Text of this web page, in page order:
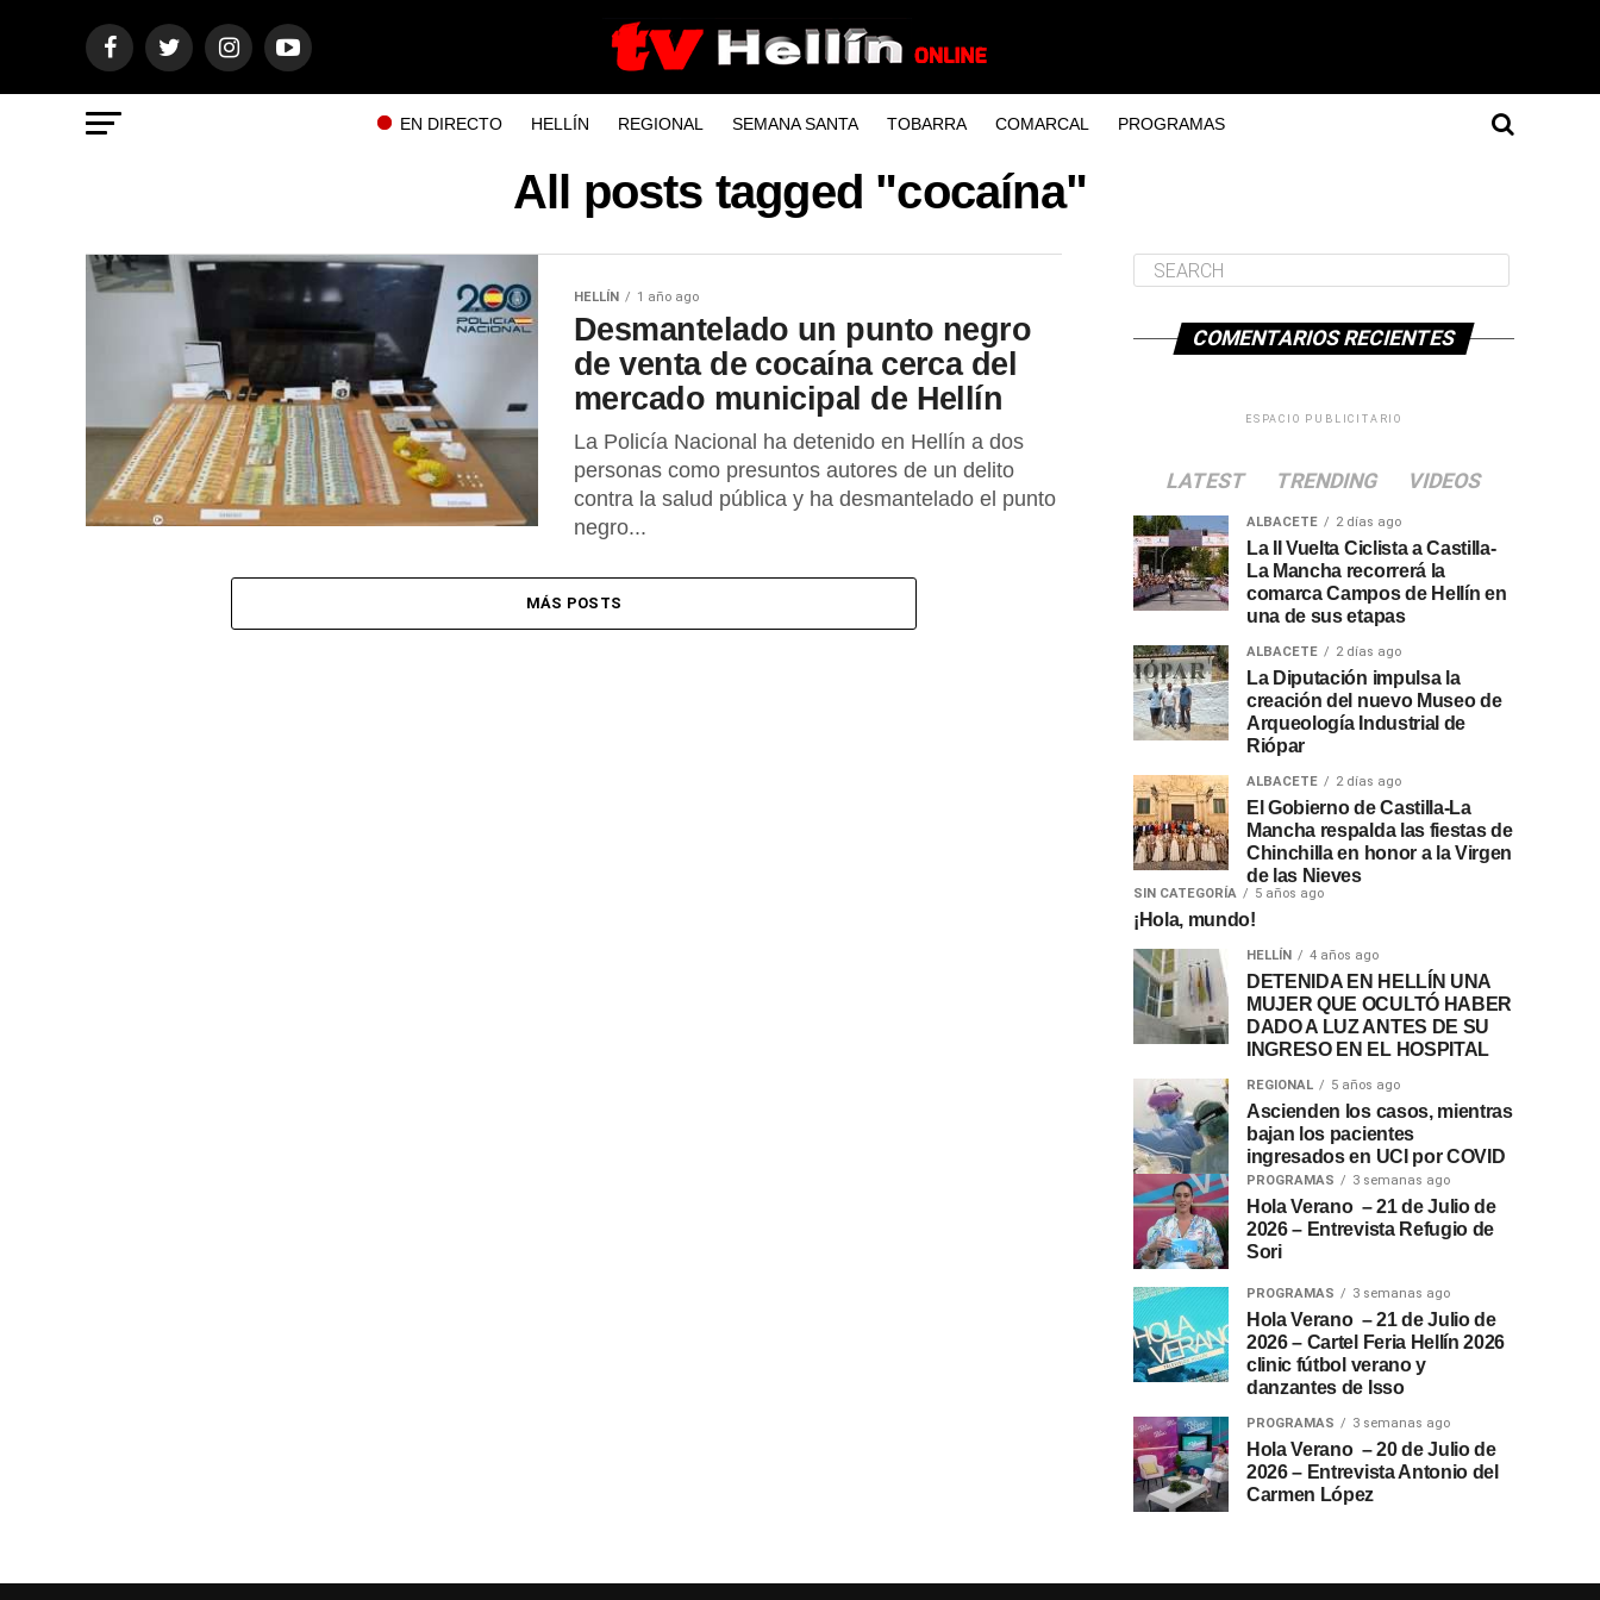
EN DIRECTO HELLÍN REGIONAL SEMANA SANTA TOBARRA COMARCAL PROGRAMAS
All posts tagged "cocaína"
HELLÍN 1 año ago
Desmantelado un punto negro
de venta de cocaína cerca del
mercado municipal de Hellín
La Policía Nacional ha detenido en Hellín a dos
personas como presuntos autores de un delito
contra la salud pública y ha desmantelado el punto
negro...
MÁS POSTS
COMENTARIOS RECIENTES
ESPACIO PUBLICITARIO
LATEST TRENDING VIDEOS
ALBACETE 2 días ago
La II Vuelta Ciclista a Castilla-
La Mancha recorrerá la
comarca Campos de Hellín en
una de sus etapas
ALBACETE 2 días ago
La Diputación impulsa la
creación del nuevo Museo de
Arqueología Industrial de
Riópar
ALBACETE 2 días ago
El Gobierno de Castilla-La
Mancha respalda las fiestas de
Chinchilla en honor a la Virgen
de las Nieves
SIN CATEGORÍA 5 años ago
¡Hola, mundo!
HELLÍN 4 años ago
DETENIDA EN HELLÍN UNA
MUJER QUE OCULTÓ HABER
DADO A LUZ ANTES DE SU
INGRESO EN EL HOSPITAL
REGIONAL 5 años ago
Ascienden los casos, mientras
bajan los pacientes
ingresados en UCI por COVID
PROGRAMAS 3 semanas ago
Hola Verano – 21 de Julio de
2026 – Entrevista Refugio de
Sori
PROGRAMAS 3 semanas ago
Hola Verano – 21 de Julio de
2026 – Cartel Feria Hellín 2026
clinic fútbol verano y
danzantes de Isso
PROGRAMAS 3 semanas ago
Hola Verano – 20 de Julio de
2026 – Entrevista Antonio del
Carmen López